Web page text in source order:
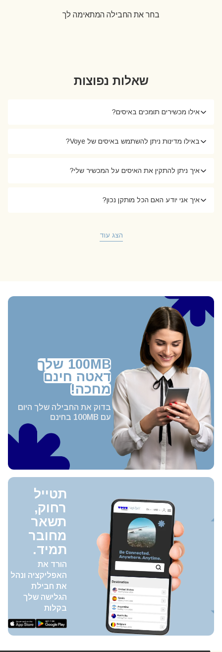
בחר את החבילה המתאימה לך
שאלות נפוצות
אילו מכשירים תומכים באיסים?
באילו מדינות ניתן להשתמש באיסים של Voye?
איך ניתן להתקין את האיסים על המכשיר שלי?
איך אני יודע האם הכל מותקן נכון?
הצג עוד
100MB שלך
דאטה חינם
מחכה!
בדוק את החבילה שלך היום
עם 100MB בחינם
תטייל
רחוק,
תשאר
מחובר
תמיד.
הורד את
האפליקציה ונהל
את חבילת
הגלישה שלך
בקלות